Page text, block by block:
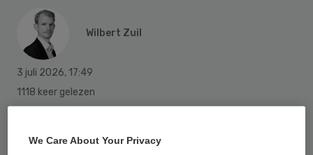
Wilbert Zuil
3 juli 2026, 17:49
1118 keer gelezen
aan aan mensen die met misstanden in de
We Care About Your Privacy